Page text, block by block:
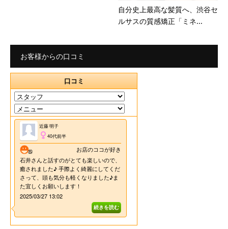
自分史上最高な髪質へ、渋谷セ
ルサスの質感矯正「ミネ...
お客様からの口コミ